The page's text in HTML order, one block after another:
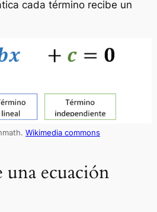
cada término recibe un
Wikimedia commons
una ecuación